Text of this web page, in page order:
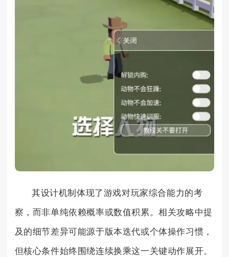
其设计机制体现了游戏对玩家综合能力的考
察，而非单纯依赖概率或数值积累。相关攻略中提
及的细节差异可能源于版本迭代或个体操作习惯，
但核心条件始终围绕连续换乘这一关键动作展开。